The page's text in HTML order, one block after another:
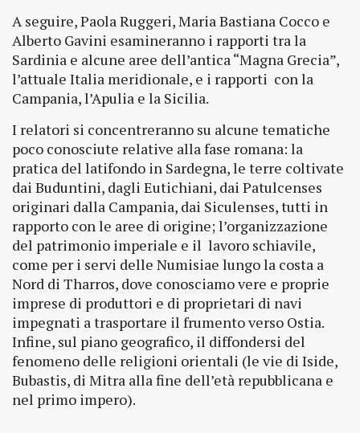
A seguire, Paola Ruggeri, Maria Bastiana Cocco e
Alberto Gavini esamineranno i rapporti tra la
Sardinia e alcune aree dell’antica “Magna Grecia”,
l’attuale Italia meridionale, e i rapporti con la
Campania, l’Apulia e la Sicilia.
I relatori si concentreranno su alcune tematiche
poco conosciute relative alla fase romana: la
pratica del latifondo in Sardegna, le terre coltivate
dai Buduntini, dagli Eutichiani, dai Patulcenses
originari dalla Campania, dai Siculenses, tutti in
rapporto con le aree di origine; l’organizzazione
del patrimonio imperiale e il lavoro schiavile,
come per i servi delle Numisiae lungo la costa a
Nord di Tharros, dove conosciamo vere e proprie
imprese di produttori e di proprietari di navi
impegnati a trasportare il frumento verso Ostia.
Infine, sul piano geografico, il diffondersi del
fenomeno delle religioni orientali (le vie di Iside,
Bubastis, di Mitra alla fine dell’età repubblicana e
nel primo impero).